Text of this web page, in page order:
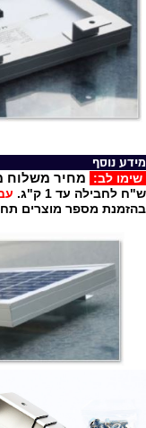
מידע נוסף
שימו לב: מחיר משלוח
ש"ח לחבילה עד 1 ק"ג.
בהזמנת מספר מוצרים